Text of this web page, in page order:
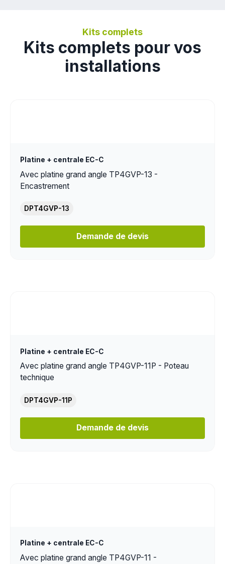
Kits complets
Kits complets pour vos
installations
Platine + centrale EC-C
Avec platine grand angle TP4GVP-13 -
Encastrement
DPT4GVP-13
Demande de devis
Platine + centrale EC-C
Avec platine grand angle TP4GVP-11P - Poteau
technique
DPT4GVP-11P
Demande de devis
Platine + centrale EC-C
Avec platine grand angle TP4GVP-11 -